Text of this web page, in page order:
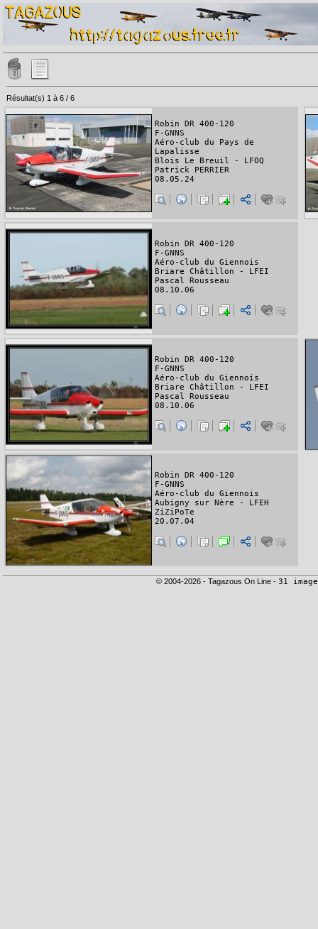
Résultat(s) 1 à 6 / 6
Robin DR 400-120
F-GNNS
Aéro-club du Pays de
Lapalisse
Blois Le Breuil - LFOQ
Patrick PERRIER
08.05.24
Robin DR 400-120
F-GNNS
Aéro-club du Giennois
Briare Châtillon - LFEI
Pascal Rousseau
08.10.06
Robin DR 400-120
F-GNNS
Aéro-club du Giennois
Briare Châtillon - LFEI
Pascal Rousseau
08.10.06
Robin DR 400-120
F-GNNS
Aéro-club du Giennois
Aubigny sur Nère - LFEH
ZiZiPoTe
20.07.04
© 2004-2026 - Tagazous On Line - 31